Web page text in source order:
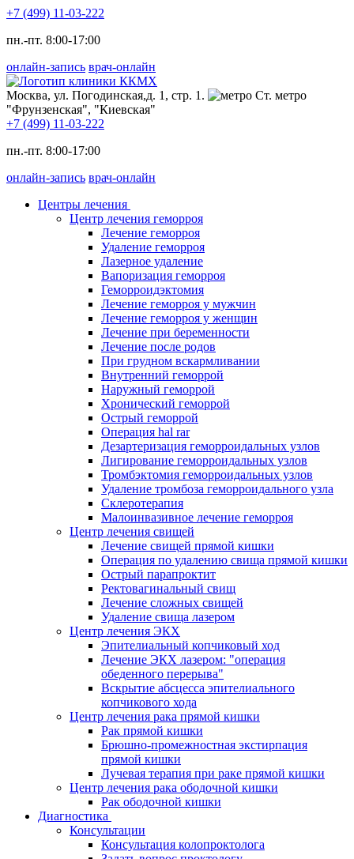
+7 (499) 11-03-222
пн.-пт. 8:00-17:00
онлайн-запись врач-онлайн
Москва, ул. Погодинская,д. 1, стр. 1.
Ст. метро
"Фрунзенская", "Киевская"
+7 (499) 11-03-222
пн.-пт. 8:00-17:00
онлайн-запись врач-онлайн
Центры лечения
Центр лечения геморроя
Лечение геморроя
Удаление геморроя
Лазерное удаление
Вапоризация геморроя
Геморроидэктомия
Лечение геморроя у мужчин
Лечение геморроя у женщин
Лечение при беременности
Лечение после родов
При грудном вскармливании
Внутренний геморрой
Наружный геморрой
Хронический геморрой
Острый геморрой
Операция hal rar
Дезартеризация геморроидальных узлов
Лигирование геморроидальных узлов
Тромбэктомия геморроидальных узлов
Удаление тромбоза геморроидального узла
Склеротерапия
Малоинвазивное лечение геморроя
Центр лечения свищей
Лечение свищей прямой кишки
Операция по удалению свища прямой кишки
Острый парапроктит
Ректовагинальный свищ
Лечение сложных свищей
Удаление свища лазером
Центр лечения ЭКХ
Эпителиальный копчиковый ход
Лечение ЭКХ лазером: "операция
обеденного перерыва"
Вскрытие абсцесса эпителиального
копчикового хода
Центр лечения рака прямой кишки
Рак прямой кишки
Брюшно-промежностная экстирпация
прямой кишки
Лучевая терапия при раке прямой кишки
Центр лечения рака ободочной кишки
Рак ободочной кишки
Диагностика
Консультации
Консультация колопроктолога